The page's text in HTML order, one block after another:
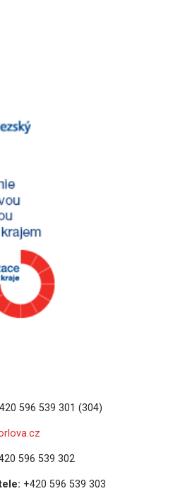
596 539 301 (304)
596 539 302
+420 596 539 303